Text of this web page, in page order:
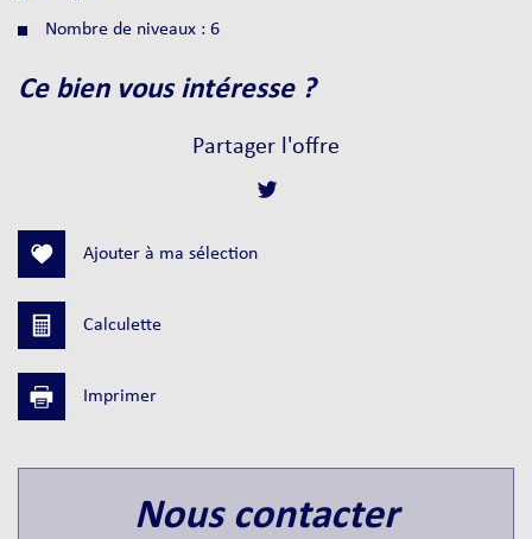
Nombre de niveaux : 6
la ville de paris (75016)
ce bien vous intéresse ?
Partager l'offre
Ajouter à ma sélection
Calculette
Imprimer
nous contacter